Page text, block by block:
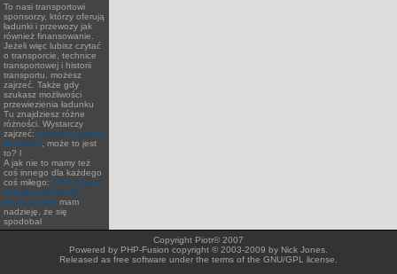
To nasi transportowi
sponsorzy, którzy oferują
ładunki i przewozy jak
również finansowanie.
Jeżeli więc lubisz czytać
o transporcie, technice
transportowej i historii
transportu, możesz
zajrzeć. Także gdy
szukasz możliwości
przewiezienia ładunku
Tu znajdziesz różne
różności. Wystarczy
zajrzeć: przyjazna giełda
ładunków, może to jest
to? l
A jak nie to mamy też
coś innego dla każdego
coś miłego: CAD stosjue
metodę elementów
skończonych mam
nadzieję, że się
spodobal
Copyright Piotr© 2007
Powered by PHP-Fusion copyright © 2003-2009 by Nick Jones.
Released as free software under the terms of the GNU/GPL license.